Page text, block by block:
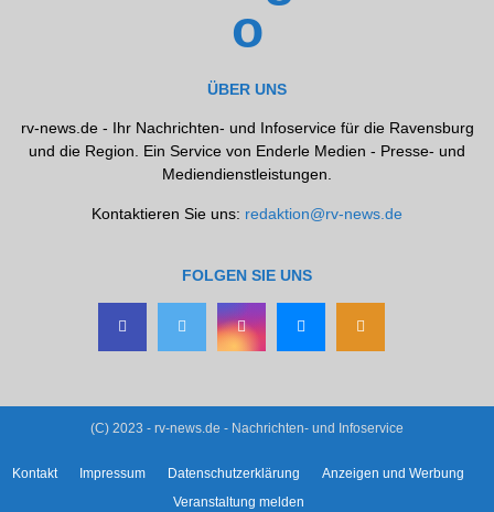
ÜBER UNS
rv-news.de - Ihr Nachrichten- und Infoservice für die Ravensburg
und die Region. Ein Service von Enderle Medien - Presse- und
Mediendienstleistungen.
Kontaktieren Sie uns: redaktion@rv-news.de
FOLGEN SIE UNS
(C) 2023 - rv-news.de - Nachrichten- und Infoservice
Kontakt Impressum Datenschutzerklärung
Anzeigen und Werbung
Veranstaltung melden